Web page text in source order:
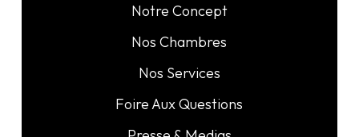
Notre Concept
Nos Chambres
Nos Services
Foire Aux Questions